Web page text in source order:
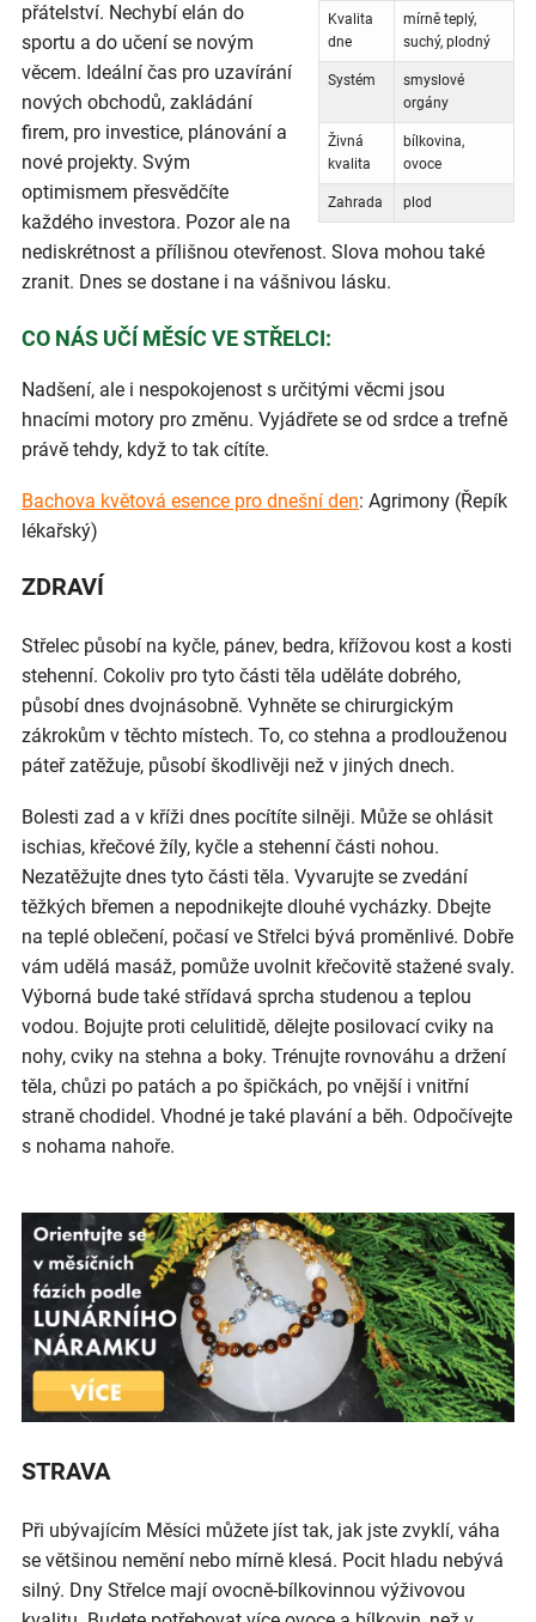
Kvalita
dne
mírně teplý,
suchý, plodný
Systém
smyslové
orgány
Živná
kvalita
bílkovina,
ovoce
Zahrada plod
přátelství. Nechybí elán do
sportu a do učení se novým
věcem. Ideální čas pro uzavírání
nových obchodů, zakládání
firem, pro investice, plánování a
nové projekty. Svým
optimismem přesvědčíte
každého investora. Pozor ale na
nediskrétnost a přílišnou otevřenost. Slova mohou také
zranit. Dnes se dostane i na vášnivou lásku.
CO NÁS UČÍ MĚSÍC VE STŘELCI:
Nadšení, ale i nespokojenost s určitými věcmi jsou
hnacími motory pro změnu. Vyjádřete se od srdce a trefně
právě tehdy, když to tak cítíte.
Bachova květová esence pro dnešní den: Agrimony (Řepík
lékařský)
ZDRAVÍ
Střelec působí na kyčle, pánev, bedra, křížovou kost a kosti
stehenní. Cokoliv pro tyto části těla uděláte dobrého,
působí dnes dvojnásobně. Vyhněte se chirurgickým
zákrokům v těchto místech. To, co stehna a prodlouženou
páteř zatěžuje, působí škodlivěji než v jiných dnech.
Bolesti zad a v kříži dnes pocítíte silněji. Může se ohlásit
ischias, křečové žíly, kyčle a stehenní části nohou.
Nezatěžujte dnes tyto části těla. Vyvarujte se zvedání
těžkých břemen a nepodnikejte dlouhé vycházky. Dbejte
na teplé oblečení, počasí ve Střelci bývá proměnlivé. Dobře
vám udělá masáž, pomůže uvolnit křečovitě stažené svaly.
Výborná bude také střídavá sprcha studenou a teplou
vodou. Bojujte proti celulitidě, dělejte posilovací cviky na
nohy, cviky na stehna a boky. Trénujte rovnováhu a držení
těla, chůzi po patách a po špičkách, po vnější i vnitřní
straně chodidel. Vhodné je také plavání a běh. Odpočívejte
s nohama nahoře.
STRAVA
Při ubývajícím Měsíci můžete jíst tak, jak jste zvyklí, váha
se většinou nemění nebo mírně klesá. Pocit hladu nebývá
silný. Dny Střelce mají ovocně-bílkovinnou výživovou